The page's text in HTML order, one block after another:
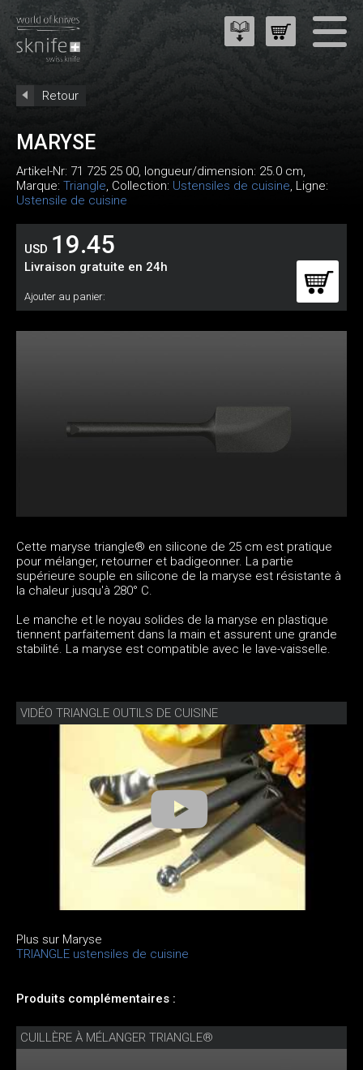
Retour
MARYSE
Artikel-Nr: 71 725 25 00, longueur/dimension: 25.0 cm,
Marque: Triangle, Collection: Ustensiles de cuisine, Ligne:
Ustensile de cuisine
USD 19.45
Livraison gratuite en 24h
Ajouter au panier:
Cette maryse triangle® en silicone de 25 cm est pratique
pour mélanger, retourner et badigeonner. La partie
supérieure souple en silicone de la maryse est résistante à
la chaleur jusqu'à 280° C.
Le manche et le noyau solides de la maryse en plastique
tiennent parfaitement dans la main et assurent une grande
stabilité. La maryse est compatible avec le lave-vaisselle.
VIDÉO TRIANGLE OUTILS DE CUISINE
Plus sur Maryse
TRIANGLE ustensiles de cuisine
Produits complémentaires :
CUILLÈRE À MÉLANGER TRIANGLE®